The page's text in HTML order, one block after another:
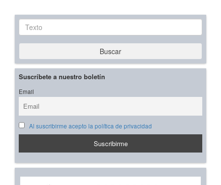
Texto
Buscar
Suscríbete a nuestro boletín
Email
Al suscribirme acepto la política de privacidad